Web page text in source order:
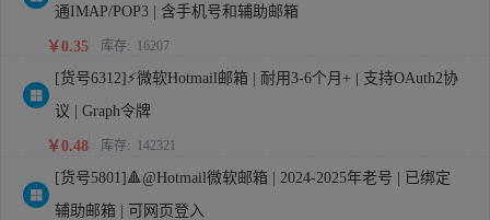
通IMAP/POP3 | 含手机号和辅助邮箱
￥0.35 库存: 16207
[货号6312]⚡微软Hotmail邮箱 | 耐用3-6个月+ | 支持OAuth2协
议 | Graph令牌
￥0.48 库存: 142321
[货号5801]🔺@Hotmail微软邮箱 | 2024-2025年老号 | 已绑定
辅助邮箱 | 可网页登入